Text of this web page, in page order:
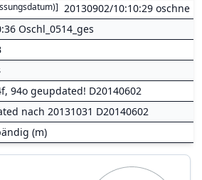
] 20130902/10:10:29 oschne
Oschl_0514_ges
94o geupdated! D20140602
nach 20131031 D20140602
(m)